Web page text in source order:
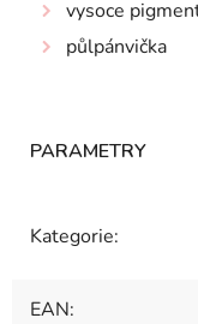
vysoce
půlpánvička
Kategorie:
EAN: